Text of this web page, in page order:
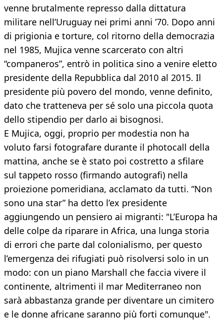
venne brutalmente represso dalla dittatura
militare nell’Uruguay nei primi anni ’70. Dopo anni
di prigionia e torture, col ritorno della democrazia
nel 1985, Mujica venne scarcerato con altri
“companeros”, entrò in politica sino a venire eletto
presidente della Repubblica dal 2010 al 2015. Il
presidente più povero del mondo, venne definito,
dato che tratteneva per sé solo una piccola quota
dello stipendio per darlo ai bisognosi.
E Mujica, oggi, proprio per modestia non ha
voluto farsi fotografare durante il photocall della
mattina, anche se è stato poi costretto a sfilare
sul tappeto rosso (firmando autografi) nella
proiezione pomeridiana, acclamato da tutti. “Non
sono una star” ha detto l’ex presidente
aggiungendo un pensiero ai migranti: "L’Europa ha
delle colpe da riparare in Africa, una lunga storia
di errori che parte dal colonialismo, per questo
l’emergenza dei rifugiati può risolversi solo in un
modo: con un piano Marshall che faccia vivere il
continente, altrimenti il mar Mediterraneo non
sarà abbastanza grande per diventare un cimitero
e le donne africane saranno più forti comunque".